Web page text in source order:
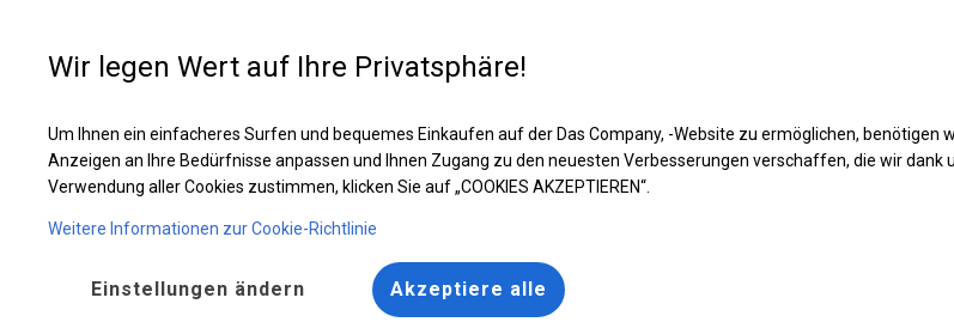
Entwerfen Sie Ihr Zelt
Verstärktes Lager- und Garagenzelt | 6x8 m
Wir legen Wert auf Ihre Privatsphäre!
Um Ihnen ein einfacheres Surfen und bequemes Einkaufen auf der Das Company, -Website zu ermöglichen,
Anzeigen an Ihre Bedürfnisse anpassen und Ihnen Zugang zu den neuesten Verbesserungen verschaffen, die wir
Verwendung aller Cookies zustimmen, klicken Sie auf „COOKIES AKZEPTIEREN“.
Weitere Informationen zur Cookie-Richtlinie
Einstellungen ändern Akzeptiere alle